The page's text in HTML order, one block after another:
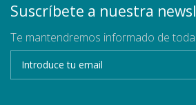
Suscríbete a nuestra
Te mantendremos informado de